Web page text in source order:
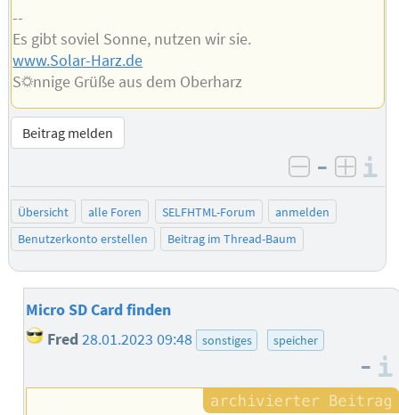
--
Es gibt soviel Sonne, nutzen wir sie.
www.Solar-Harz.de
S☼nnige Grüße aus dem Oberharz
Beitrag melden
negativ
–
Übersicht alle Foren SELFHTML-Forum
anmelden
Benutzerkonto erstellen
Beitrag im Thread-Baum
Micro SD Card finden
Fred 28.01.2023 09:48 sonstiges speicher
–